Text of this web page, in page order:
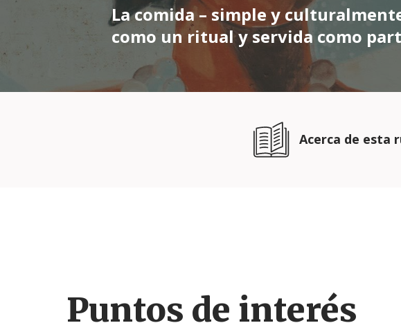
La comida – simple y
como un ritual y servida como
Acerca de esta
Puntos de interés